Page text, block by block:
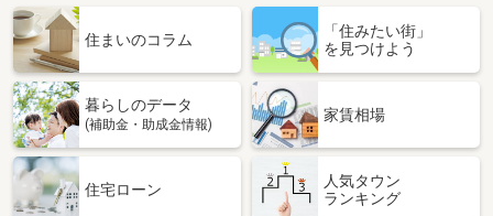
価 格
4.20万円
富山県滑川市上小泉
専有面積 23.72m²
間取り
富山県富山市中島１丁目
住まいのコラム
「住みたい街」
を見つけよう
暮らしのデータ
(補助金・助成金情報)
家賃相場
住宅ローン
人気タウン
ランキング